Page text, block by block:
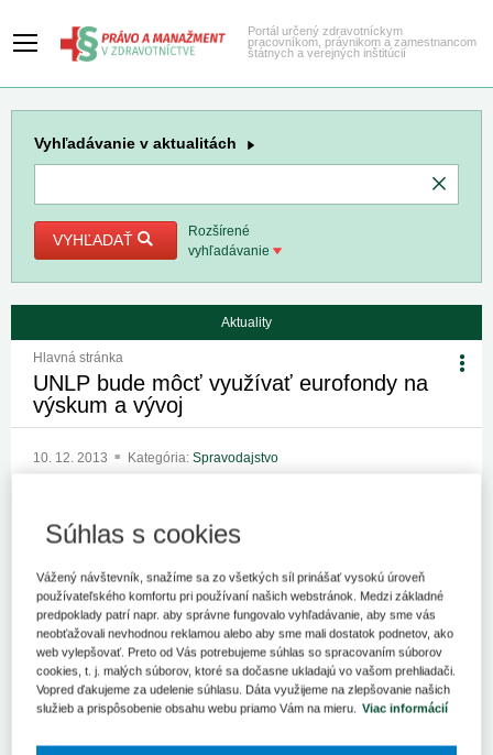
Portál určený zdravotníckym
pracovníkom, právnikom a zamestnancom
štátnych a verejných inštitúcií
Vyhľadávanie v aktualitách
VYHĽADAŤ
Rozšírené
vyhľadávanie
Aktuality
Hlavná stránka
UNLP bude môcť využívať eurofondy na
výskum a vývoj
10. 12. 2013 Kategória: Spravodajstvo
o spôsobilosti vykonávať výskum a vývoj.
Pasteura (UNLP) Košice bude môcť využívať európske fondy na
výskum a vývoj. Zdravotnícke zariadenie dostalo od rezortu
školstva osvedčenie , ktoré ho oprávňuje vykonávať nielen
biomedicínsky klinický výskum a klinické testovanie liekov, ale aj
základný a aplikovaný výskum. Informovala o tom hovorkyňa
UNLP Ladislava Šustová s tým, že rovnaké osvedčenie spomedzi
štátnych zdravotníckych zariadení má už len Univerzitná
Súhlas s cookies
Vážený návštevník, snažíme sa zo všetkých síl prinášať vysokú úroveň
používateľského komfortu pri používaní našich webstránok. Medzi základné
predpoklady patrí napr. aby správne fungovalo vyhľadávanie, aby sme vás
neobťažovali nevhodnou reklamou alebo aby sme mali dostatok podnetov, ako
web vylepšovať. Preto od Vás potrebujeme súhlas so spracovaním súborov
cookies, t. j. malých súborov, ktoré sa dočasne ukladajú vo vašom prehliadači.
Vopred ďakujeme za udelenie súhlasu. Dáta využijeme na zlepšovanie našich
služieb a prispôsobenie obsahu webu priamo Vám na mieru. Viac informácií